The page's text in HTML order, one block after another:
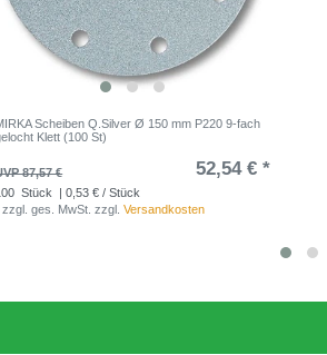
Scheiben Q.Silver Ø 150 mm P220 9-fach
Klett (100 St)
87,57 € 52,54 € *
Stück
| 0,53 € / Stück
zzgl. ges. MwSt. zzgl.Versandkosten